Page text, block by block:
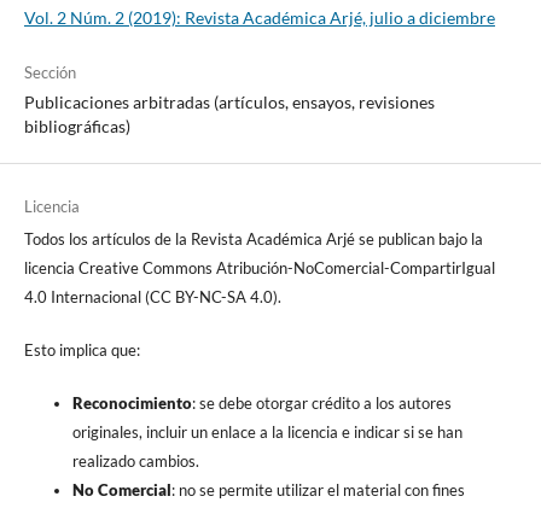
Vol. 2 Núm. 2 (2019): Revista Académica Arjé, julio a diciembre
Sección
Publicaciones arbitradas (artículos, ensayos, revisiones
bibliográficas)
Licencia
Todos los artículos de la Revista Académica Arjé se publican bajo la
licencia Creative Commons Atribución-NoComercial-CompartirIgual
4.0 Internacional (CC BY-NC-SA 4.0).
Esto implica que:
Reconocimiento: se debe otorgar crédito a los autores
originales, incluir un enlace a la licencia e indicar si se han
realizado cambios.
No Comercial: no se permite utilizar el material con fines